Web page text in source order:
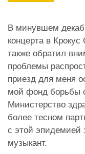
В минувшем
концерта в
также обратил
проблемы
приезд для меня
мой фонд борьбы
Министерство
более тесном
с этой эпидемией
музыкант.